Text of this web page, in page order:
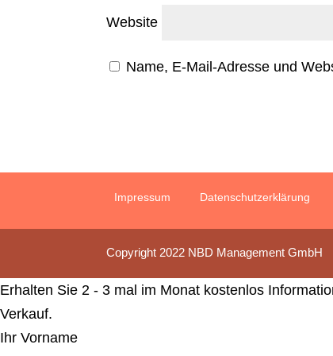
Website
Name, E-Mail-Adresse und
Impressum Datenschutzerklärung
Copyright 2022 NBD Management GmbH
Erhalten Sie 2 - 3 mal im Monat kostenlos
Verkauf.
Ihr Vorname